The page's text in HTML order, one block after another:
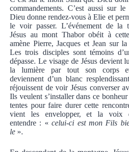
commandements. C’est aussi sur
Dieu donne rendez-vous à Elie et
le voir passer. L’événement de la
Jésus au mont Thabor obéit à
amène Pierre, Jacques et Jean sur
Les trois disciples sont témoins
dépasse. Le visage de Jésus devient
la lumière par tout son corps et
deviennent d’un blanc
réjouissent de voir Jésus converser
Ils veulent s’installer dans ce
tentes pour faire durer cette
vient les envelopper, et la voix
entendre : «celui-ci est mon Fils
le ».